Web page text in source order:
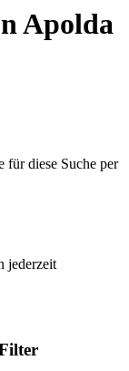
Apolda
für diese Suche per
jederzeit